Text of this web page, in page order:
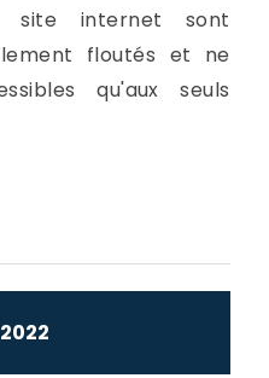
internet sont
floutés et ne
qu'aux seuls